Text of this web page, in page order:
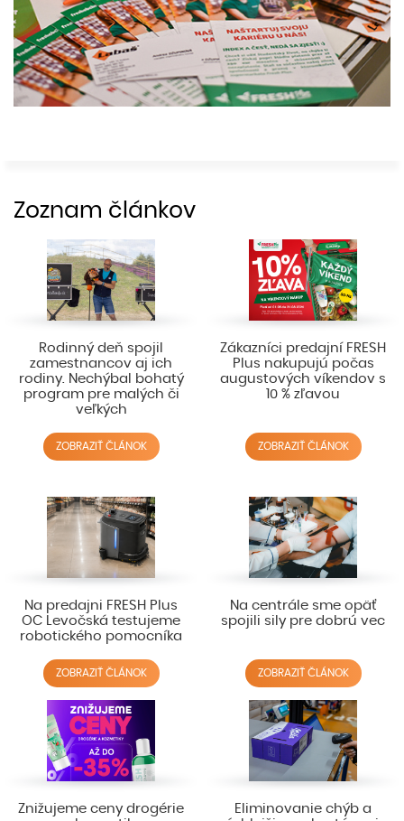
Zoznam článkov
Rodinný deň spojil
zamestnancov aj ich
rodiny. Nechýbal bohatý
program pre malých či
veľkých
ZOBRAZIŤ ČLÁNOK
Zákazníci predajní FRESH
Plus nakupujú počas
augustových víkendov s
10 % zľavou
ZOBRAZIŤ ČLÁNOK
Na predajni FRESH Plus
OC Levočská testujeme
robotického pomocníka
ZOBRAZIŤ ČLÁNOK
Na centrále sme opäť
spojili sily pre dobrú vec
ZOBRAZIŤ ČLÁNOK
Znižujeme ceny drogérie
Eliminovanie chýb a